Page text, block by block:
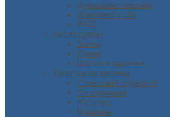
Домашние тапочки
Shepherd's Life
WOZ
Аксессуары
Зонты
Сумки
Шапки и варежки
Тапочки из овчины
С меховой отделкой
Со стразами
Женские
Мужские